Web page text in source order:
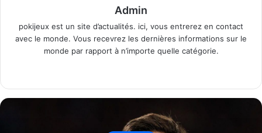
Admin
pokijeux est un site d’actualités. ici, vous entrerez en contact
avec le monde. Vous recevrez les dernières informations sur le
monde par rapport à n’importe quelle catégorie.